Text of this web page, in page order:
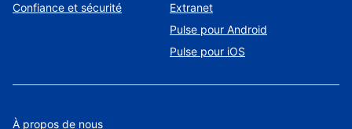
Confiance et sécurité
Extranet
Pulse pour Android
Pulse pour iOS
À propos de nous